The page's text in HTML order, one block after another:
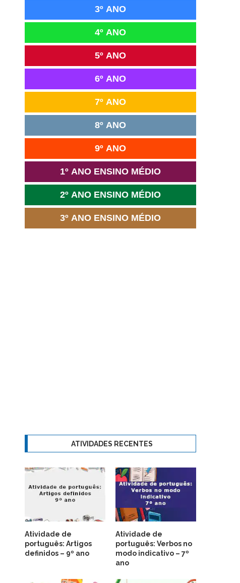
3º ANO
4º ANO
5º ANO
6º ANO
7º ANO
8º ANO
9º ANO
1º ANO ENSINO MÉDIO
2º ANO ENSINO MÉDIO
3º ANO ENSINO MÉDIO
ATIVIDADES RECENTES
Atividade de
português: Artigos
definidos – 9º ano
Atividade de
português: Verbos no
modo indicativo – 7º
ano